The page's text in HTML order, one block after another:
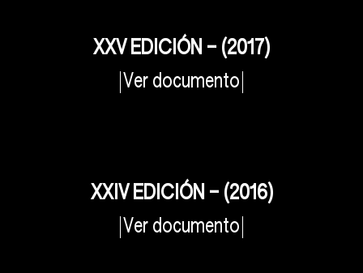
XXV EDICIÓN – (2017)
Ver documento
XXIV EDICIÓN – (2016)
Ver documento